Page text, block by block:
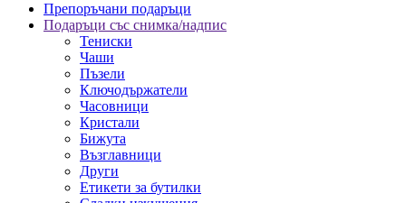
Препоръчани подаръци
Подаръци със снимка/надпис
Тениски
Чаши
Пъзели
Ключодържатели
Часовници
Кристали
Бижута
Възглавници
Други
Етикети за бутилки